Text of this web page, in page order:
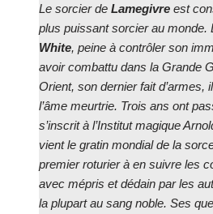
Le sorcier deLamegivre est
plus puissant sorcier au monde.
White, peine à contrôler son
avoir combattu dans la Grande
Orient, son dernier fait d’armes,
l’âme meurtrie. Trois ans ont
s’inscrit à l’Institut magique
vient le gratin mondial de la
premier roturier à en suivre les
avec mépris et dédain par les
la plupart au sang noble. Ses